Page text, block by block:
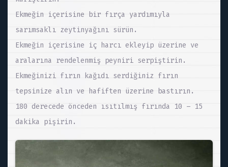
Ekmeğin içerisine bir fırça yardımıyla
sarımsaklı zeytinyağını sürün.
Ekmeğin içerisine iç harcı ekleyip üzerine ve
aralarına rendelenmiş peyniri serpiştirin.
Ekmeğinizi fırın kağıdı serdiğiniz fırın
tepsinize alın ve hafiften üzerine bastırın.
180 derecede önceden ısıtılmış fırında 10 – 15
dakika pişirin.